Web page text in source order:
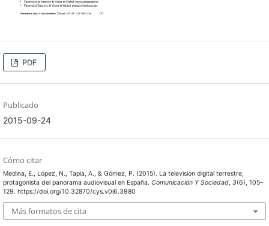
PDF
Publicado
2015-09-24
Cómo citar
Medina, E., López, N., Tapia, A., & Gómez, P. (2015). La televisión digital terrestre,
protagonista del panorama audiovisual en España. Comunicación Y Sociedad, 3(6), 105–
129. https://doi.org/10.32870/cys.v0i6.3980
Más formatos de cita